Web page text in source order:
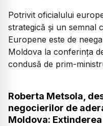
Potrivit oficialului
strategică și un semnal
Europene este de
Moldova la conferința
condusă de prim-
Roberta Metsola,
negocierilor de
Moldova: